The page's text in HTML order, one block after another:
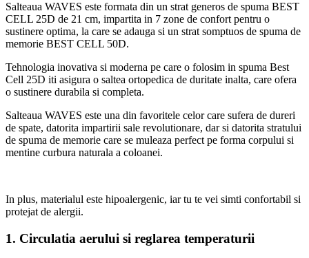
Salteaua WAVES este formata din un strat generos de spuma BEST
CELL 25D de 21 cm, impartita in 7 zone de confort pentru o
sustinere optima, la care se adauga si un strat somptuos de spuma de
memorie BEST CELL 50D.
Tehnologia inovativa si moderna pe care o folosim in spuma Best
Cell 25D iti asigura o saltea ortopedica de duritate inalta, care ofera
o sustinere durabila si completa.
Salteaua WAVES este una din favoritele celor care sufera de dureri
de spate, datorita impartirii sale revolutionare, dar si datorita stratului
de spuma de memorie care se muleaza perfect pe forma corpului si
mentine curbura naturala a coloanei.
In plus, materialul este hipoalergenic, iar tu te vei simti confortabil si
protejat de alergii.
1. Circulatia aerului si reglarea temperaturii